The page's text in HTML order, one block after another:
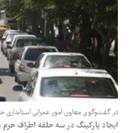
در گفت‌وگوی معاون امور عمرانی
ایجاد پارکینگ در سه حلقه اطراف